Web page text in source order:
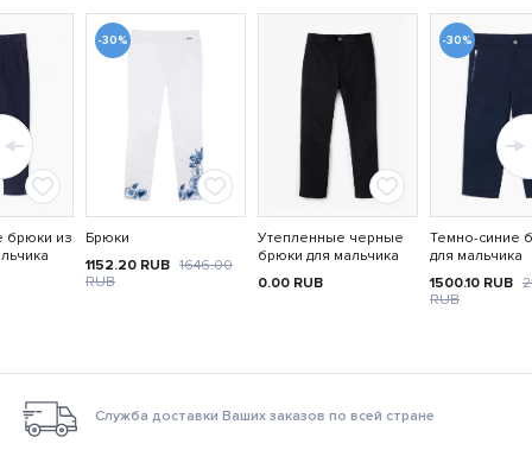
брюки из
-30%
Брюки
1152.20 RUB 1646.00
RUB
Утепленные черные
брюки для мальчика
0.00 RUB
-30%
Темно-синие
для мальчика
1500.10 RUB
RUB
Служба доставки Ваших заказов по всей стране